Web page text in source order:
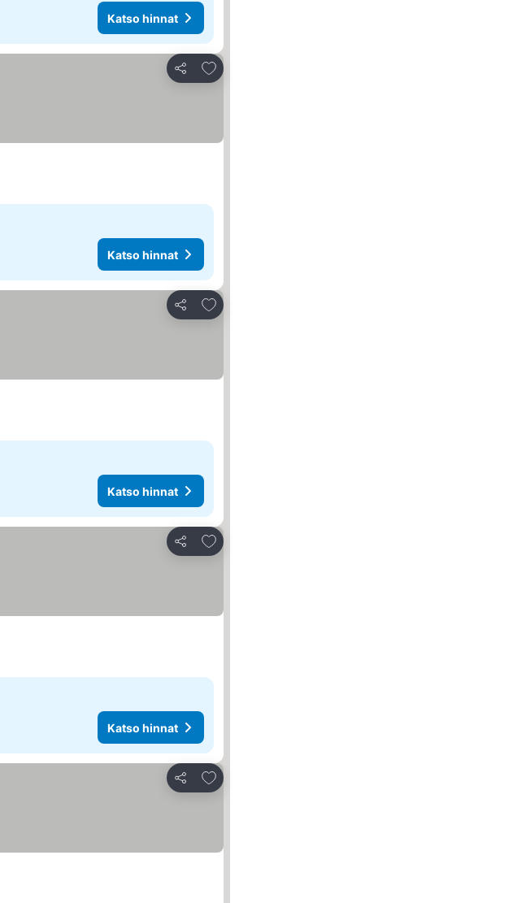
Katso hinnat
Jaa
Lisää suosikkeihin
Katso hinnat
Jaa
Lisää suosikkeihin
Katso hinnat
Jaa
Lisää suosikkeihin
Katso hinnat
Jaa
Lisää suosikkeihin